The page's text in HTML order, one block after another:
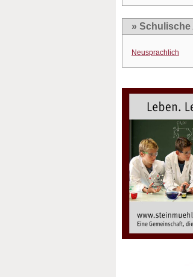
»
Neusprachlich